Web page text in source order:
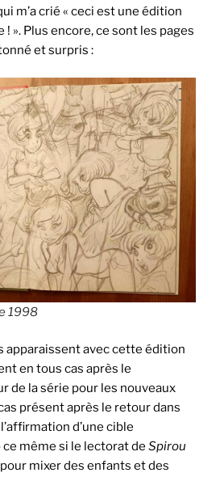
m’a crié « ceci est une édition
». Plus encore, ce sont les pages
et surpris :
1998
apparaissent avec cette édition
en tous cas après le
de la série pour les nouveaux
présent après le retour dans
d’une cible
même si le lectorat de Spirou
mixer des enfants et des